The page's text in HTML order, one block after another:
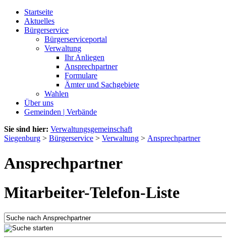
Startseite
Aktuelles
Bürgerservice
Bürgerserviceportal
Verwaltung
Ihr Anliegen
Ansprechpartner
Formulare
Ämter und Sachgebiete
Wahlen
Über uns
Gemeinden | Verbände
Sie sind hier: Verwaltungsgemeinschaft
Siegenburg > Bürgerservice > Verwaltung > Ansprechpartner
Ansprechpartner
Mitarbeiter-Telefon-Liste